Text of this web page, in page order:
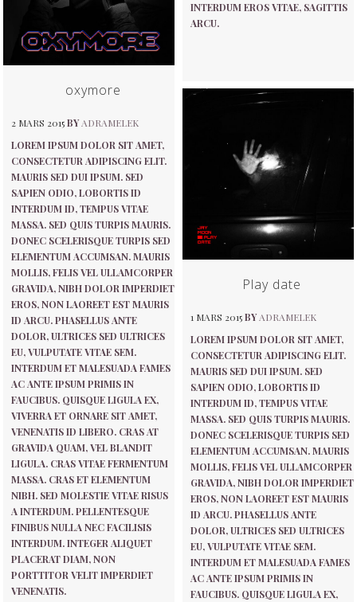
INTERDUM EROS VITAE, SAGITTIS
ARCU.
oxymore
2 MARS 2015BYADRAMELEK
LOREM IPSUM DOLOR SIT AMET,
CONSECTETUR ADIPISCING ELIT.
MAURIS SED DUI IPSUM. SED
SAPIEN ODIO, LOBORTIS ID
INTERDUM ID, TEMPUS VITAE
MASSA. SED QUIS TURPIS MAURIS.
DONEC SCELERISQUE TURPIS SED
ELEMENTUM ACCUMSAN. MAURIS
MOLLIS, FELIS VEL ULLAMCORPER
GRAVIDA, NIBH DOLOR IMPERDIET
EROS, NON LAOREET EST MAURIS
ID ARCU. PHASELLUS ANTE
DOLOR, ULTRICES SED ULTRICES
EU, VULPUTATE VITAE SEM.
INTERDUM ET MALESUADA FAMES
AC ANTE IPSUM PRIMIS IN
FAUCIBUS. QUISQUE LIGULA EX,
VIVERRA ET ORNARE SIT AMET,
VENENATIS ID LIBERO. CRAS AT
GRAVIDA QUAM, VEL BLANDIT
LIGULA. CRAS VITAE FERMENTUM
MASSA. CRAS ET ELEMENTUM
NIBH. SED MOLESTIE VITAE RISUS
A INTERDUM. PELLENTESQUE
FINIBUS NULLA NEC FACILISIS
INTERDUM. INTEGER ALIQUET
PLACERAT DIAM, NON
PORTTITOR VELIT IMPERDIET
VENENATIS.
Play date
1 MARS 2015BYADRAMELEK
LOREM IPSUM DOLOR SIT AMET,
CONSECTETUR ADIPISCING ELIT.
MAURIS SED DUI IPSUM. SED
SAPIEN ODIO, LOBORTIS ID
INTERDUM ID, TEMPUS VITAE
MASSA. SED QUIS TURPIS MAURIS.
DONEC SCELERISQUE TURPIS SED
ELEMENTUM ACCUMSAN. MAURIS
MOLLIS, FELIS VEL ULLAMCORPER
GRAVIDA, NIBH DOLOR IMPERDIET
EROS, NON LAOREET EST MAURIS
ID ARCU. PHASELLUS ANTE
DOLOR, ULTRICES SED ULTRICES
EU, VULPUTATE VITAE SEM.
INTERDUM ET MALESUADA FAMES
AC ANTE IPSUM PRIMIS IN
FAUCIBUS. QUISQUE LIGULA EX,